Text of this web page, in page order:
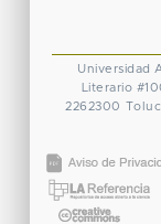
Universidad
Literario
2262300